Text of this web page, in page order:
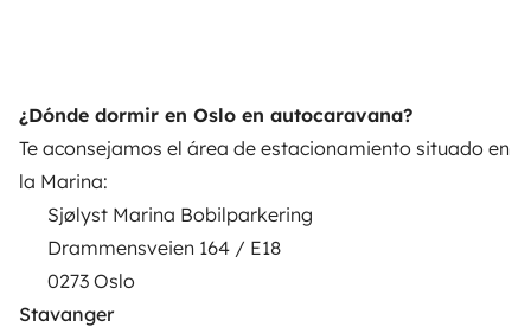
¿Dónde dormir en Oslo en autocaravana?
Te aconsejamos el área de estacionamiento situado en
la Marina:
Sjølyst Marina Bobilparkering
Drammensveien 164 / E18
0273 Oslo
Stavanger